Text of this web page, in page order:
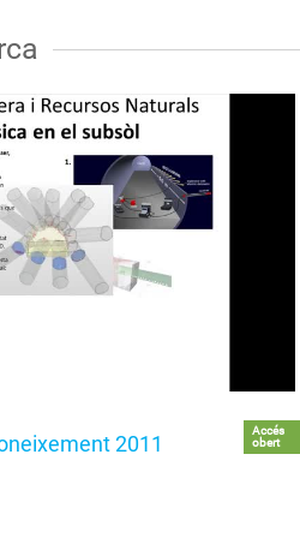
2011
Accés
obert